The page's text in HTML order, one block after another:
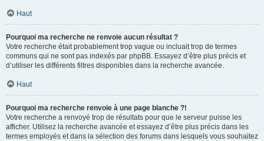
Haut
Pourquoi ma recherche ne renvoie aucun résultat ?
Votre recherche était probablement trop vague ou incluait trop de termes
communs qui ne sont pas indexés par phpBB. Essayez d’être plus précis et
d’utiliser les différents filtres disponibles dans la recherche avancée.
Haut
Pourquoi ma recherche renvoie à une page blanche ?!
Votre recherche a renvoyé trop de résultats pour que le serveur puisse les
afficher. Utilisez la recherche avancée et essayez d’être plus précis dans les
termes employés et dans la sélection des forums dans lesquels vous souhaitez